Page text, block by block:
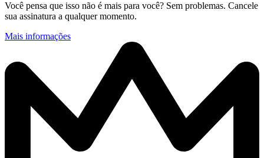
Você pensa que isso não é mais para você? Sem problemas. Cancele
sua assinatura a qualquer momento.
Mais informações